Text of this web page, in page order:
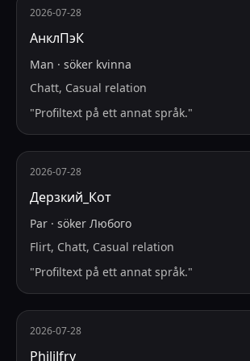
2026-07-28
АнклПэК
Man · söker kvinna
Chatt, Casual relation
"Profiltext på ett annat språk."
2026-07-28
Дерзкий_Кот
Par · söker Любого
Flirt, Chatt, Casual relation
"Profiltext på ett annat språk."
2026-07-28
PhiliJfry